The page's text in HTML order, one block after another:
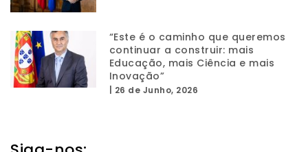
“Este é o caminho que queremos
continuar a construir: mais
Educação, mais Ciência e mais
Inovação”
26 de Junho, 2026